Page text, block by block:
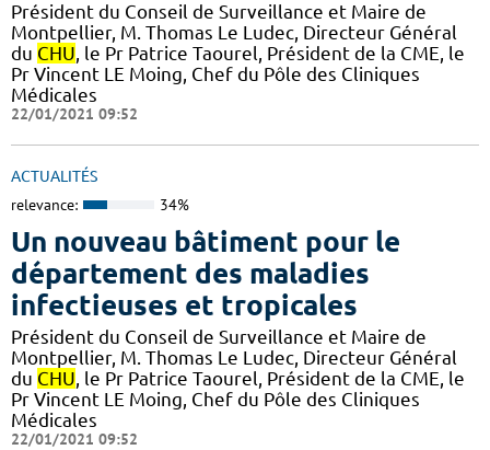
Président du Conseil de Surveillance et Maire de
Montpellier, M. Thomas Le Ludec, Directeur Général
du CHU, le Pr Patrice Taourel, Président de la CME, le
Pr Vincent LE Moing, Chef du Pôle des Cliniques
Médicales
22/01/2021 09:52
ACTUALITÉS
relevance: 34%
Un nouveau bâtiment pour le
département des maladies
infectieuses et tropicales
Président du Conseil de Surveillance et Maire de
Montpellier, M. Thomas Le Ludec, Directeur Général
du CHU, le Pr Patrice Taourel, Président de la CME, le
Pr Vincent LE Moing, Chef du Pôle des Cliniques
Médicales
22/01/2021 09:52